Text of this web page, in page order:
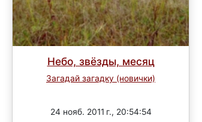
Небо, звёзды, месяц
Загадай загадку (новички)
24 нояб. 2011 г., 20:54:54